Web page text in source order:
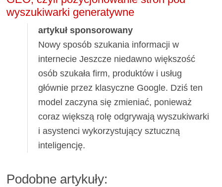
wyszukiwarki generatywne
artykuł sponsorowany
Nowy sposób szukania informacji w
internecie Jeszcze niedawno większość
osób szukała firm, produktów i usług
głównie przez klasyczne Google. Dziś ten
model zaczyna się zmieniać, ponieważ
coraz większą rolę odgrywają wyszukiwarki
i asystenci wykorzystujący sztuczną
inteligencję.
Podobne artykuły: